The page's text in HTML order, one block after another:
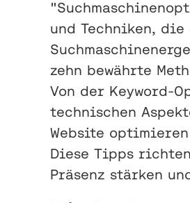
und Techniken,
zehn bewährte
Von der Keyword-
technischen
Website
Diese Tipps
Präsenz stärken